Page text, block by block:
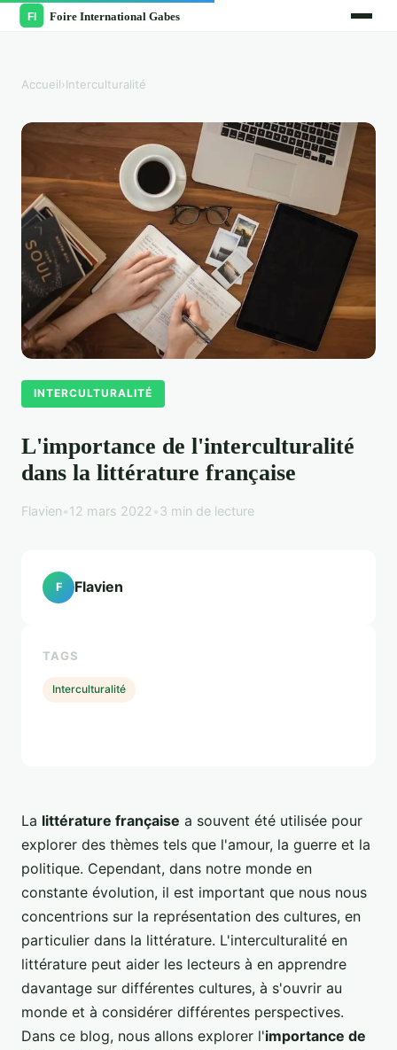
Accueil›Interculturalité
INTERCULTURALITÉ
L'importance de l'interculturalité
dans la littérature française
Flavien•12 mars 2022 •3 min de lecture
La littérature française a souvent été utilisée pour
explorer des thèmes tels que l'amour, la guerre et la
politique. Cependant, dans notre monde en
constante évolution, il est important que nous nous
concentrions sur la représentation des cultures, en
particulier dans la littérature. L'interculturalité en
littérature peut aider les lecteurs à en apprendre
davantage sur différentes cultures, à s'ouvrir au
monde et à considérer différentes perspectives.
Dans ce blog, nous allons explorer l'importance de
F Flavien
TAGS
Interculturalité